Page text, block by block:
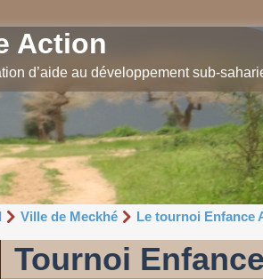
Action
d’aide au développement sub-
Ville de Meckhé Le tournoi Enfance
Tournoi